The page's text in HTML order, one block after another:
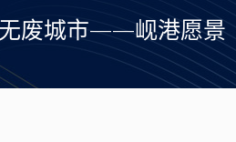
废城市——岘港愿景